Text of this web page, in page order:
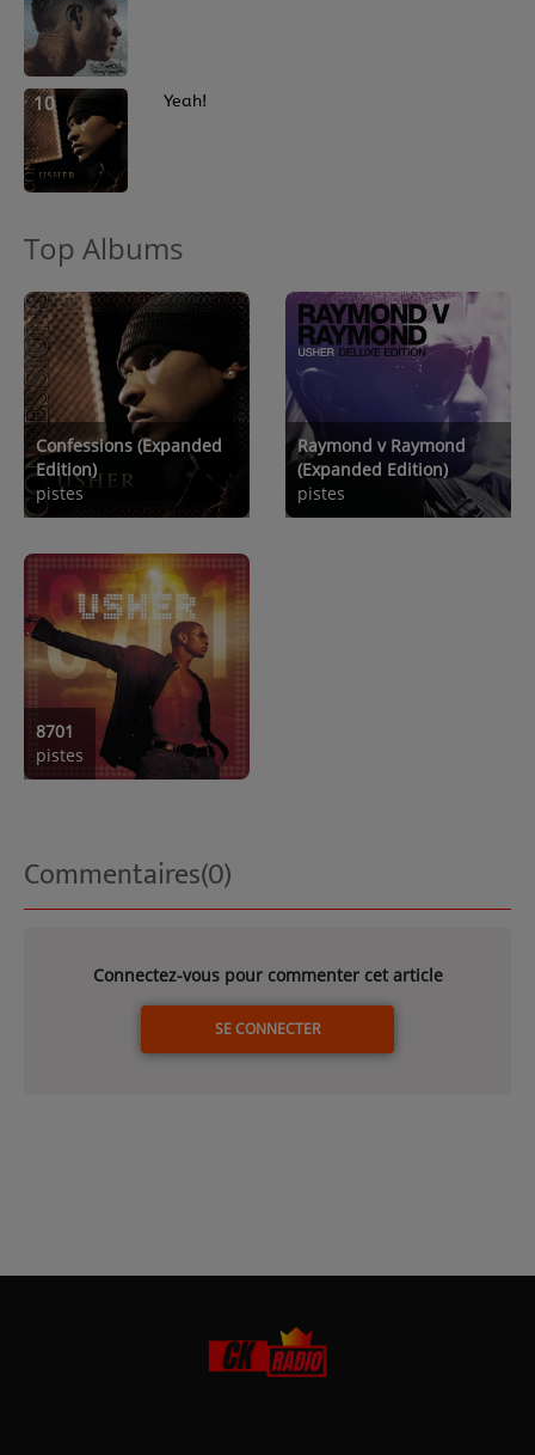
10 Yeah!
Top Albums
Confessions (Expanded
Edition)
pistes
Raymond v Raymond
(Expanded Edition)
pistes
8701
pistes
Commentaires(0)
Connectez-vous pour commenter cet article
SE CONNECTER